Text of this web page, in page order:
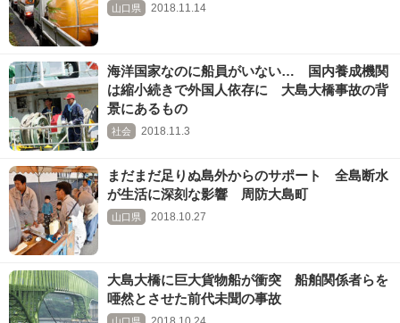
山口県 2018.11.14
海洋国家なのに船員がいない… 国内養成機関
は縮小続きで外国人依存に 大島大橋事故の背
景にあるもの
社会 2018.11.3
まだまだ足りぬ島外からのサポート 全島断水
が生活に深刻な影響 周防大島町
山口県 2018.10.27
大島大橋に巨大貨物船が衝突 船舶関係者らを
唖然とさせた前代未聞の事故